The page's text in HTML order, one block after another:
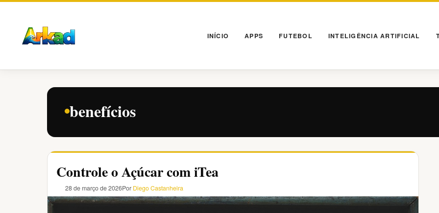
Pular
conteúdo
INÍCIO APPS FUTEBOL INTELIGÊNCIA ARTIFICIAL
benefícios
Controle o Açúcar com iTea
28 de março de 2026Por Diego Castanheira